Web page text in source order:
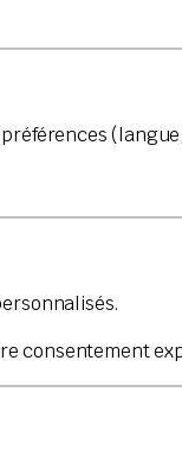
consentement